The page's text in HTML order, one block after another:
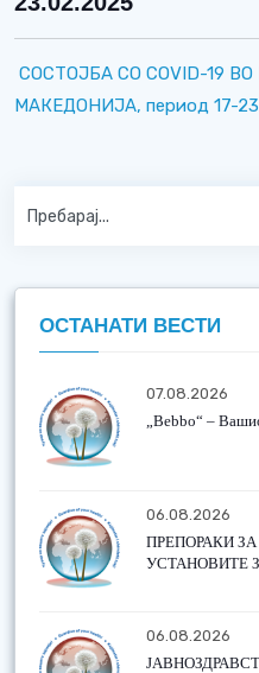
СОСТОЈБА СО COVID-19
МАКЕДОНИЈА, период 17-
ОСТАНАТИ ВЕСТИ
07.08.2026
„Bebbo“ –
06.08.2026
ПРЕПОРАКИ
УСТАНОВИТЕ
06.08.2026